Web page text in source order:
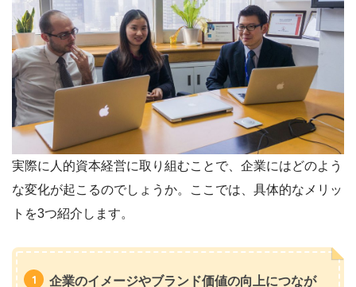
実際に人的資本経営に取り組むことで、企業にはどのよう
な変化が起こるのでしょうか。ここでは、具体的なメリッ
トを3つ紹介します。
企業のイメージやブランド価値の向上につなが